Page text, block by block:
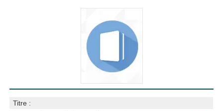
Titre :